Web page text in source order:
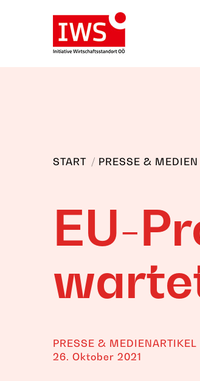
EU-
START PRESSE & MEDIEN
PRESSE & MEDIENARTIKEL
26. Oktober 2021